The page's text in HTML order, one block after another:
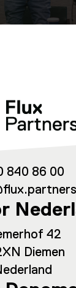
840 86 00
42
Diemen